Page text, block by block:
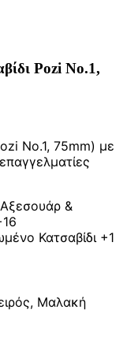
Pozi No.1,
No.1, 75mm) με
Αξεσουάρ &
Κατσαβίδι+1
Μαλακή